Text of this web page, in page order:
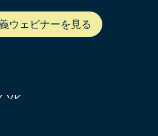
ウェビナーを見る